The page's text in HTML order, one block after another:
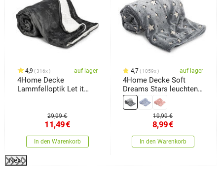
4,9 316x auf lager
4Home Decke
Lammfelloptik Let it
29,99 €
11,49€
In den Warenkorb
4,7 1059x auf lager
4Home Decke Soft
Dreams Stars leuchtend
Grau, 150 x 200 cm
19,99 €
8,99€
In den Warenkorb
Next